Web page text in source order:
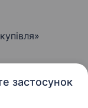
застосунок